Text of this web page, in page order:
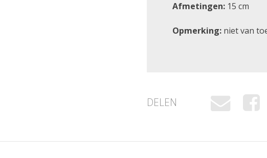
Afmetingen:15 cm
Opmerking:niet van
DELEN